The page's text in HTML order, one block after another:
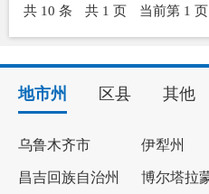
共 10 条 共 1 页 当前第 1 页
地市州 区县 其他
乌鲁木齐市 伊犁州
昌吉回族自治州